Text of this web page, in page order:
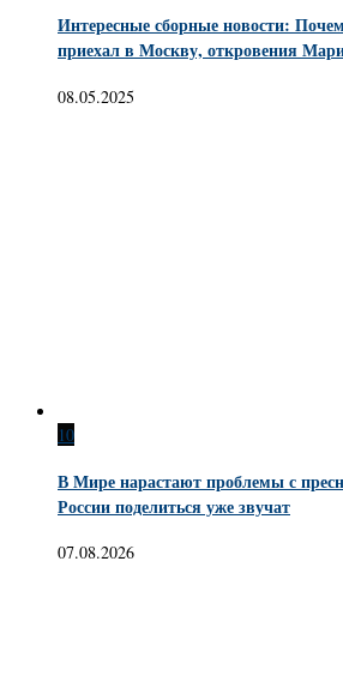
Интересные сборные новости:
приехал в Москву, откровения
08.05.2025
10
В Мире нарастают проблемы с
России поделиться уже звучат
07.08.2026